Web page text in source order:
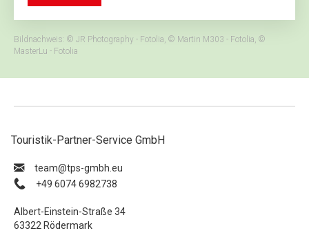
Bildnachweis: © JR Photography - Fotolia, © Martin M303 - Fotolia, ©
MasterLu - Fotolia
Touristik-Partner-Service GmbH
ue.hbmg-spt@maet
+49 6074 6982738
Albert-Einstein-Straße 34
63322 Rödermark